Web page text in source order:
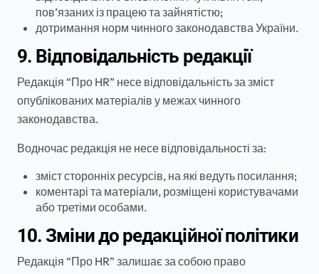
пов’язаних із працею та зайнятістю;
дотримання норм чинного законодавства України.
9. Відповідальність редакції
Редакція “Про HR” несе відповідальність за зміст
опублікованих матеріалів у межах чинного
законодавства.
Водночас редакція не несе відповідальності за:
зміст сторонніх ресурсів, на які ведуть посилання;
коментарі та матеріали, розміщені користувачами
або третіми особами.
10. Зміни до редакційної політики
Редакція “Про HR” залишає за собою право